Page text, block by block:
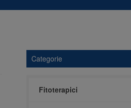
Categorie
Fitoterapici